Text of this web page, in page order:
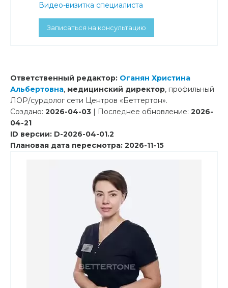
Видео-визитка специалиста
Записаться на консультацию
Ответственный редактор: Оганян Христина
Альбертовна, медицинский директор, профильный
ЛОР/сурдолог сети Центров «Беттертон».
Создано: 2026-04-03 | Последнее обновление: 2026-
04-21
ID версии: D-2026-04-01.2
Плановая дата пересмотра: 2026-11-15